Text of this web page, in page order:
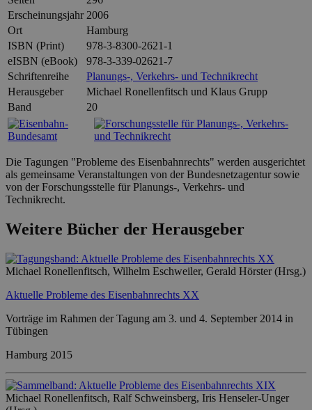
Erscheinungsjahr 2006
Ort
Hamburg
ISBN (Print)
978-3-8300-2621-1
eISBN (eBook)
978-3-339-02621-7
Schriftenreihe
Planungs-, Verkehrs- und Technikrecht
Herausgeber
Michael Ronellenfitsch und Klaus Grupp
Band
20
Die Tagungen "Probleme des Eisenbahnrechts" werden ausgerichtet
als gemeinsame Veranstaltungen von der Bundesnetzagentur sowie
von der Forschungsstelle für Planungs-, Verkehrs- und
Technikrecht.
Weitere Bücher der Herausgeber
Michael Ronellenfitsch, Wilhelm Eschweiler, Gerald Hörster (Hrsg.)
Aktuelle Probleme des Eisenbahnrechts XX
Vorträge im Rahmen der Tagung am 3. und 4. September 2014 in
Tübingen
Hamburg 2015
Michael Ronellenfitsch, Ralf Schweinsberg, Iris Henseler-Unger